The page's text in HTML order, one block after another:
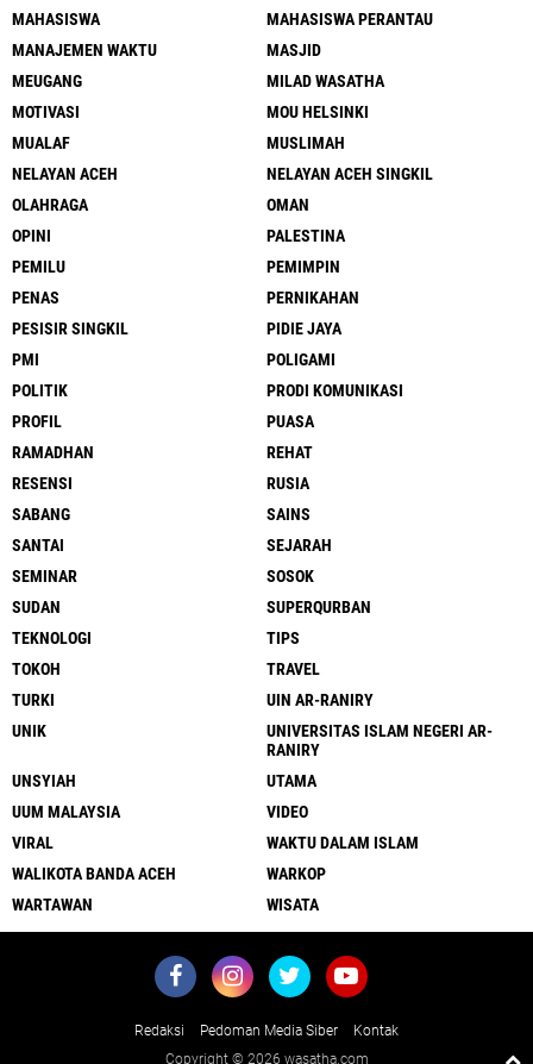
MAHASISWA
MAHASISWA PERANTAU
MANAJEMEN WAKTU
MASJID
MEUGANG
MILAD WASATHA
MOTIVASI
MOU HELSINKI
MUALAF
MUSLIMAH
NELAYAN ACEH
NELAYAN ACEH SINGKIL
OLAHRAGA
OMAN
OPINI
PALESTINA
PEMILU
PEMIMPIN
PENAS
PERNIKAHAN
PESISIR SINGKIL
PIDIE JAYA
PMI
POLIGAMI
POLITIK
PRODI KOMUNIKASI
PROFIL
PUASA
RAMADHAN
REHAT
RESENSI
RUSIA
SABANG
SAINS
SANTAI
SEJARAH
SEMINAR
SOSOK
SUDAN
SUPERQURBAN
TEKNOLOGI
TIPS
TOKOH
TRAVEL
TURKI
UIN AR-RANIRY
UNIK
UNIVERSITAS ISLAM NEGERI AR-
RANIRY
UNSYIAH
UTAMA
UUM MALAYSIA
VIDEO
VIRAL
WAKTU DALAM ISLAM
WALIKOTA BANDA ACEH
WARKOP
WARTAWAN
WISATA
Redaksi Pedoman Media Siber
Kontak
Copyright © 2026 wasatha.com